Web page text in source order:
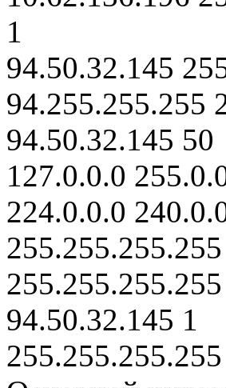
1
94.50.32.145
94.255.255.255
94.50.32.145 50
127.0.0.0
224.0.0.0
94.50.32.145 1